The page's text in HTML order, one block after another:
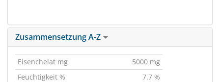
Zusammensetzung A-Z
Eisenchelat mg
5000 mg
Feuchtigkeit %
7.7 %